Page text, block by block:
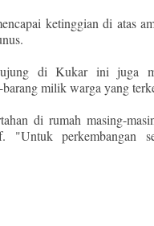
ketinggian di atas
di Kukar ini juga
milik warga yang
di rumah masing-
"Untuk perkembangan